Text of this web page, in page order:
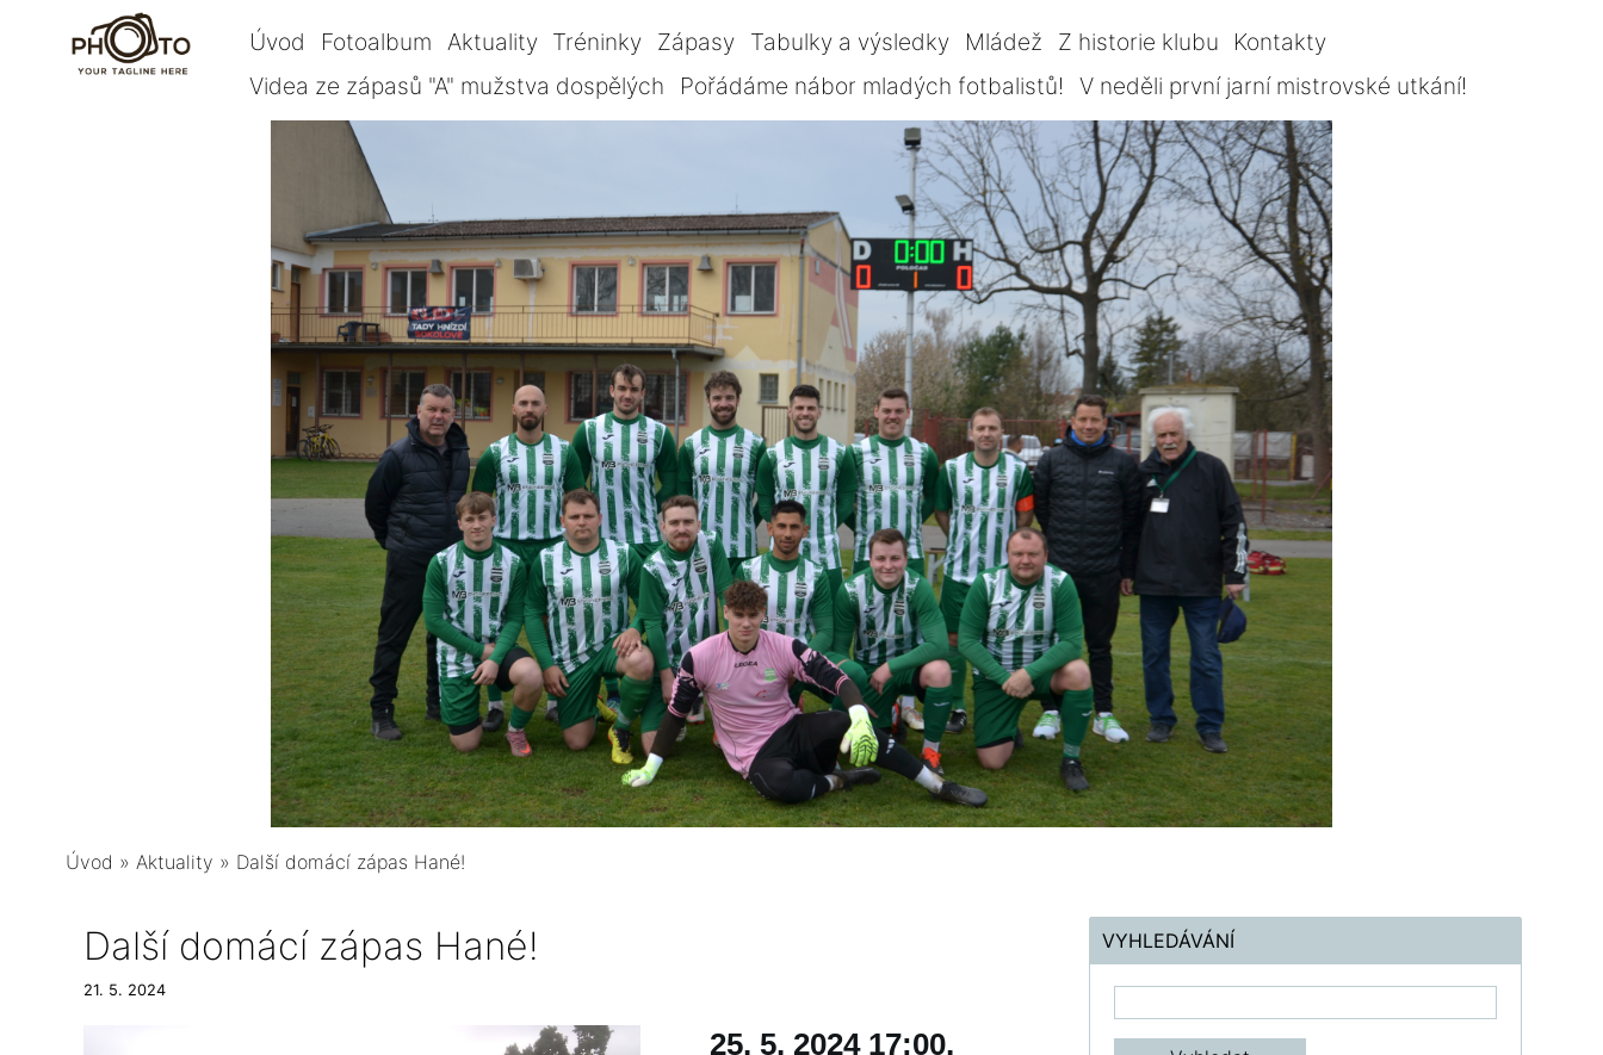
Úvod Fotoalbum Aktuality Tréninky Zápasy Tabulky a výsledky Mládež Z historie klubu
Kontakty
Videa ze zápasů "A" mužstva dospělých
Pořádáme nábor mladých fotbalistů! V neděli první jarní mistrovské utkání!
Úvod » Aktuality » Další domácí zápas Hané!
Další domácí zápas Hané!
21. 5. 2024
25. 5. 2024 17:00,
VYHLEDÁVÁNÍ